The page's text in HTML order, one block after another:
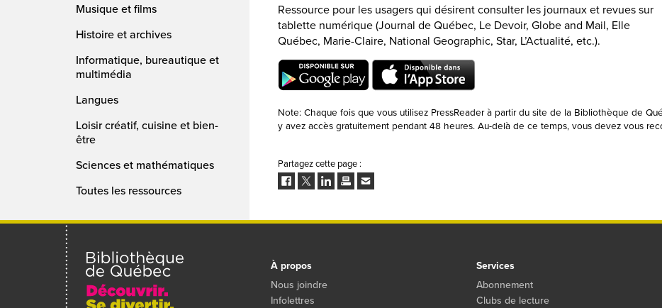
Musique et films
Histoire et archives
Informatique, bureautique et
multimédia
Langues
Loisir créatif, cuisine et bien-
être
Sciences et mathématiques
Toutes les ressources
Ressource pour les usagers qui désirent consulter les journaux et revues sur
tablette numérique (Journal de Québec, Le Devoir, Globe and Mail, Elle
Québec, Marie-Claire, National Geographic, Star, L’Actualité, etc.).
Note: Chaque fois que vous utilisez PressReader à partir du site de la Bibliothèque de
y avez accès gratuitement pendant 48 heures. Au-delà de ce temps, vous devez vous
Partagez cette page :
Facebook
TwitterLinkedInImprimerEnvoyer
À propos
Nous joindre
Infolettres
Services
Abonnement
Clubs de lecture